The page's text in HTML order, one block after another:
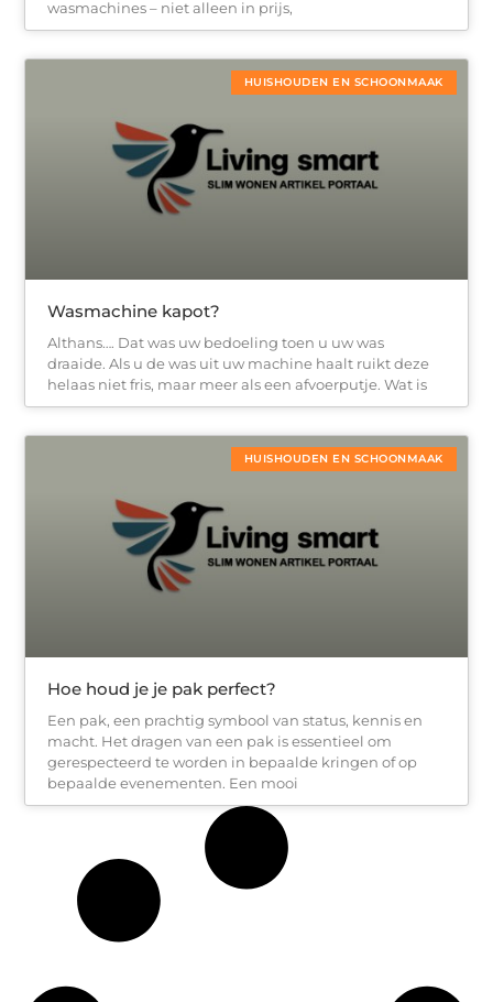
wasmachines – niet alleen in prijs,
HUISHOUDEN EN SCHOONMAAK
Wasmachine kapot?
Althans…. Dat was uw bedoeling toen u uw was
draaide. Als u de was uit uw machine haalt ruikt deze
helaas niet fris, maar meer als een afvoerputje. Wat is
HUISHOUDEN EN SCHOONMAAK
Hoe houd je je pak perfect?
Een pak, een prachtig symbool van status, kennis en
macht. Het dragen van een pak is essentieel om
gerespecteerd te worden in bepaalde kringen of op
bepaalde evenementen. Een mooi